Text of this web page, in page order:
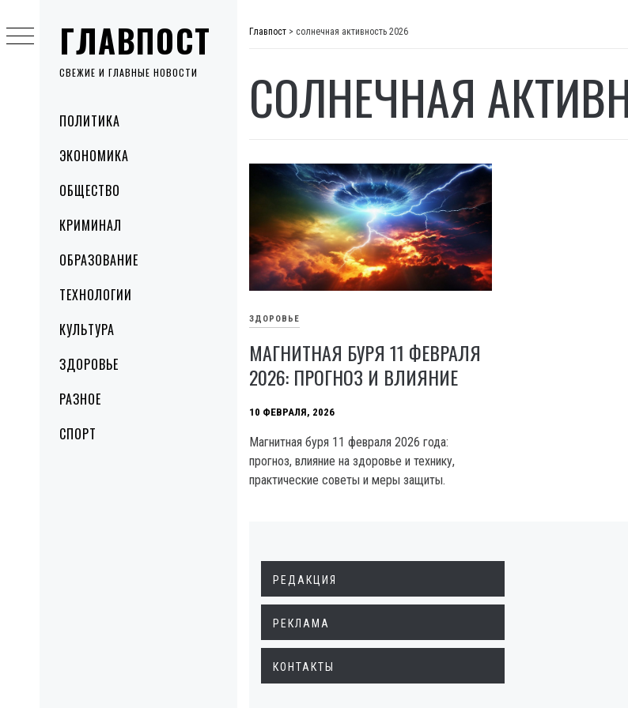
ГЛАВПОСТ
СВЕЖИЕ И ГЛАВНЫЕ НОВОСТИ
MenuПОЛИТИКА
ЭКОНОМИКА
ОБЩЕСТВО
КРИМИНАЛ
ОБРАЗОВАНИЕ
ТЕХНОЛОГИИ
КУЛЬТУРА
ЗДОРОВЬЕ
РАЗНОЕ
СПОРТ
to
content
Главпост > солнечная активность 2026
СОЛНЕЧНАЯ
ЗДОРОВЬЕ
МАГНИТНАЯ БУРЯ 11 ФЕВРАЛЯ
2026: ПРОГНОЗ И ВЛИЯНИЕ
10 ФЕВРАЛЯ, 2026
Магнитная буря 11 февраля 2026 года:
прогноз, влияние на здоровье и технику,
практические советы и меры защиты.
РЕДАКЦИЯ
РЕКЛАМА
КОНТАКТЫ